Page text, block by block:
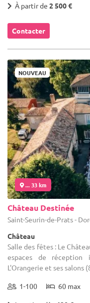
À partir de 2 500 €
Contacter
NOUVEAU
... 33 km
Château Destinée
Saint-Seurin-de-Prats -
Château
Salle des fêtes : Le
espaces de
L'Orangerie et ses salons
1-100 60 max